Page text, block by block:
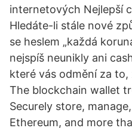
internetových Nejlepší
Hledáte-li stále nové
se heslem „každá
nejspíš neunikly ani
které vás odmění za
The blockchain wallet
Securely store,
Ethereum, and more